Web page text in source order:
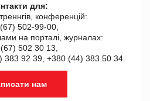
для:
конференцій:
502-99-00,
на порталі, журналах:
502 30 13,
383 92 39, +380 (44) 383 50 34.
нам